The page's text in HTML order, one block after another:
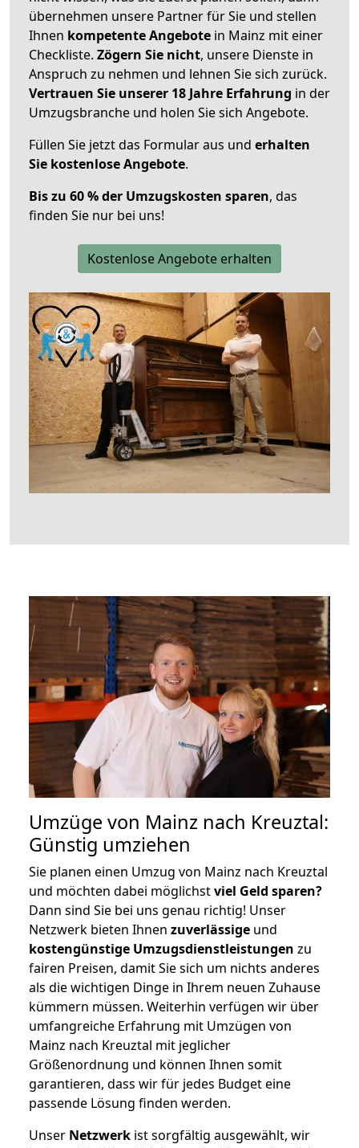
übernehmen unsere Partner für Sie und stellen
Ihnen kompetente Angebote in Mainz mit einer
Checkliste. Zögern Sie nicht, unsere Dienste in
Anspruch zu nehmen und lehnen Sie sich zurück.
Vertrauen Sie unserer 18 Jahre Erfahrung in der
Umzugsbranche und holen Sie sich Angebote.
Füllen Sie jetzt das Formular aus und erhalten
Sie kostenlose Angebote.
Bis zu 60 % der Umzugskosten sparen, das
finden Sie nur bei uns!
Kostenlose Angebote erhalten
Umzüge von Mainz nach Kreuztal:
Günstig umziehen
Sie planen einen Umzug von Mainz nach Kreuztal
und möchten dabei möglichstviel Geld sparen?
Dann sind Sie bei uns genau richtig! Unser
Netzwerk bieten Ihnen zuverlässige und
kostengünstige Umzugsdienstleistungen zu
fairen Preisen, damit Sie sich um nichts anderes
als die wichtigen Dinge in Ihrem neuen Zuhause
kümmern müssen. Weiterhin verfügen wir über
umfangreiche Erfahrung mit Umzügen von
Mainz nach Kreuztal mit jeglicher
Größenordnung und können Ihnen somit
garantieren, dass wir für jedes Budget eine
passende Lösung finden werden.
Unser Netzwerk ist sorgfältig ausgewählt, wir